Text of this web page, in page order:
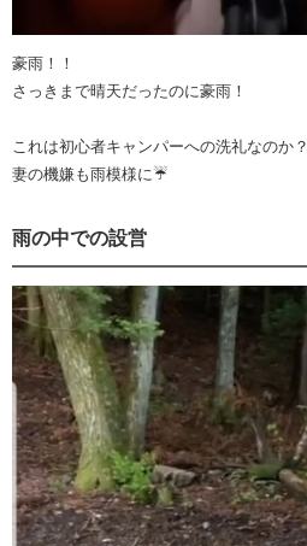
豪雨！！
さっきまで晴天だったのに豪雨！
これは初心者キャンパーへの洗礼なのか？
妻の機嫌も雨模様に☔
雨の中での設営